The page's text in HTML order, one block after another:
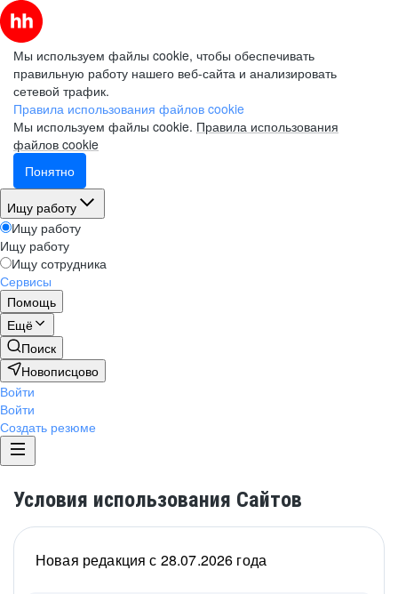
Мы используем файлы cookie, чтобы обеспечивать
правильную работу нашего веб-сайта и анализировать
сетевой трафик.
Правила использования файлов cookie
Мы используем файлы cookie. Правила использования
файлов cookie
Понятно
Ищу работу
Ищу работу
Ищу работу
Ищу сотрудника
Сервисы
Помощь
Ещё
Поиск
Новописцово
Войти
Войти
Создать резюме
Условия использования Сайтов
Новая редакция с 28.07.2026 года